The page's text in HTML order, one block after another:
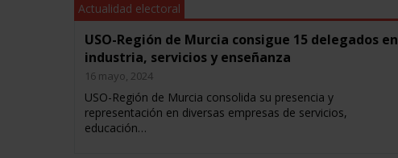
Actualidad electoral
USO-Región de Murcia consigue 15 delegados en
industria, servicios y enseñanza
16 mayo, 2024
USO-Región de Murcia consolida su presencia y
representación en diversas empresas de servicios,
educación…